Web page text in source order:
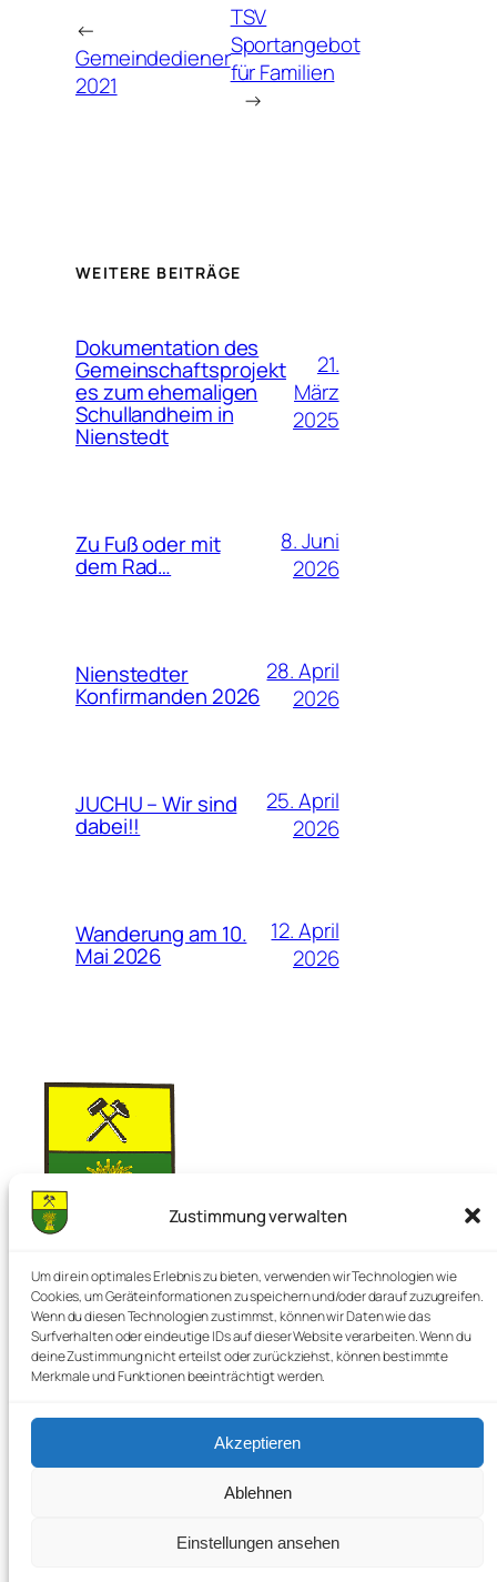
Zustimmung verwalten
Um dir ein optimales Erlebnis zu bieten, verwenden wir Technologien wie
Cookies, um Geräteinformationen zu speichern und/oder darauf zuzugreifen.
Wenn du diesen Technologien zustimmst, können wir Daten wie das
Surfverhalten oder eindeutige IDs auf dieser Website verarbeiten. Wenn du
deine Zustimmung nicht erteilst oder zurückziehst, können bestimmte
Merkmale und Funktionen beeinträchtigt werden.
Akzeptieren
Ablehnen
Einstellungen ansehen
←
Gemeindediener
2021
TSV
Sportangebot
für Familien
→
WEITERE BEITRÄGE
Dokumentation des
Gemeinschaftsprojekt
es zum ehemaligen
Schullandheim in
Nienstedt
21.
März
2025
Zu Fuß oder mit
dem Rad…
8. Juni
2026
Nienstedter
Konfirmanden 2026
28. April
2026
JUCHU – Wir sind
dabei!!
25. April
2026
Wanderung am 10.
Mai 2026
12. April
2026
Nienstedt im Deister
Die Perle im Deister
Cookie-Richtlinie (EU)
Datenschutzerklärung
©️ Nienstedt im Deister, 2025